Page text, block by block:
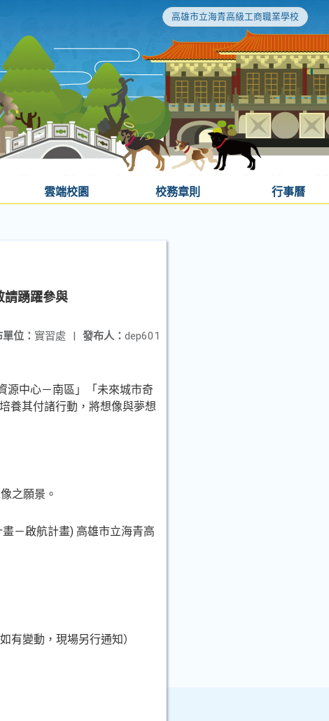
高雄市立海青高級工商職業學校
雲端校園 校務章則 行事曆
請踴躍參與
發布人： dep601
位： 實習處 |
源中心－南區」「未來城市奇
養其付諸行動，將想像與夢想
之願景。
－啟航計畫) 高雄市立海青高
變動，現場另行通知）